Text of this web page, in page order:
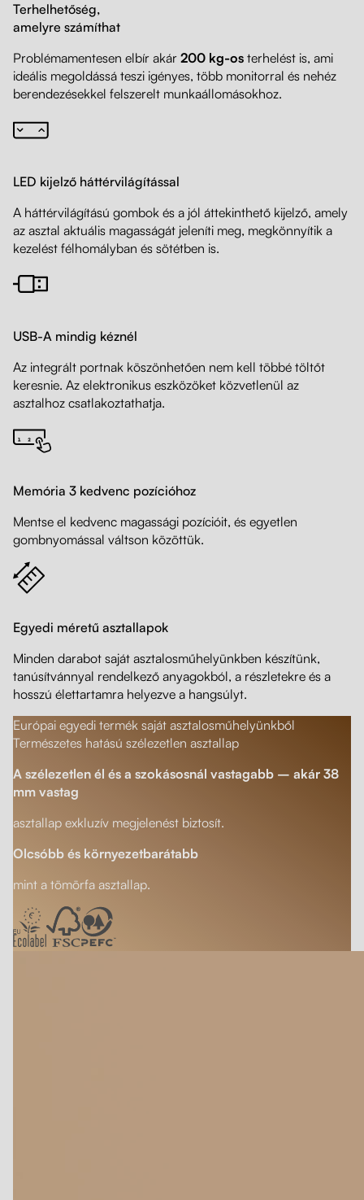
Terhelhetőség,
amelyre számíthat
Problémamentesen elbír akár 200 kg-os terhelést is, ami
ideális megoldássá teszi igényes, több monitorral és nehéz
berendezésekkel felszerelt munkaállomásokhoz.
LED kijelző háttérvilágítással
A háttérvilágítású gombok és a jól áttekinthető kijelző, amely
az asztal aktuális magasságát jeleníti meg, megkönnyítik a
kezelést félhomályban és sötétben is.
USB-A mindig kéznél
Az integrált portnak köszönhetően nem kell többé töltőt
keresnie. Az elektronikus eszközöket közvetlenül az
asztalhoz csatlakoztathatja.
Memória 3 kedvenc pozícióhoz
Mentse el kedvenc magassági pozícióit, és egyetlen
gombnyomással váltson közöttük.
Egyedi méretű asztallapok
Minden darabot saját asztalosműhelyünkben készítünk,
tanúsítvánnyal rendelkező anyagokból, a részletekre és a
hosszú élettartamra helyezve a hangsúlyt.
Európai egyedi termék saját asztalosműhelyünkből
Természetes hatású szélezetlen asztallap
A szélezetlen él és a szokásosnál vastagabb – akár 38
mm vastag
asztallap exkluzív megjelenést biztosít.
Olcsóbb és környezetbarátabb
mint a tömörfa asztallap.